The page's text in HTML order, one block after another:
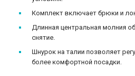
Комплект включает брюки и
Длинная центральная молния
снятие.
Шнурок на талии позволяет
более комфортной посадки.